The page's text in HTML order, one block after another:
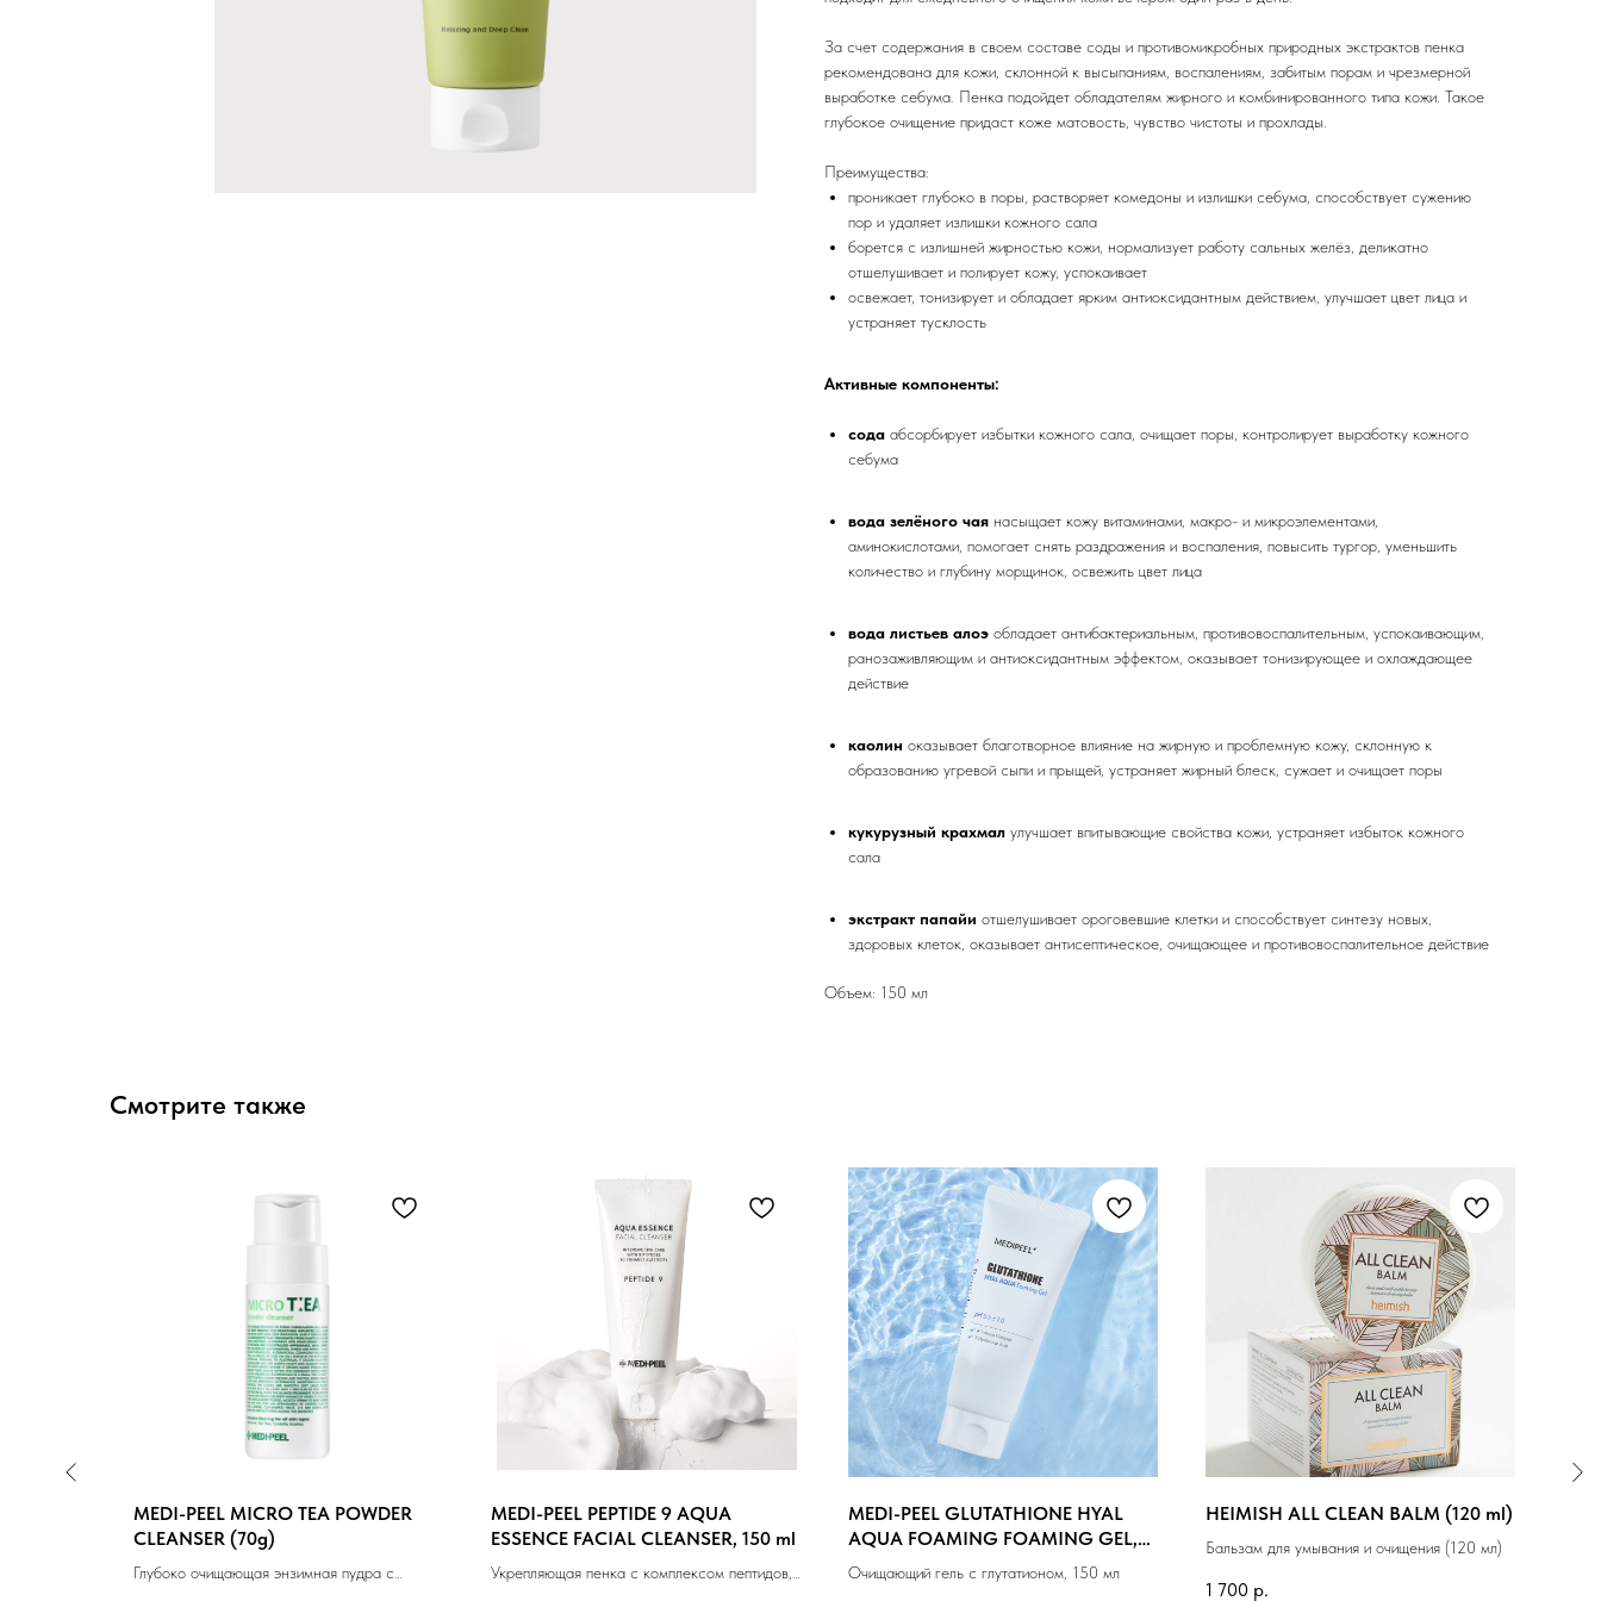
За счет содержания в своем составе соды и противомикробных природных экстрактов пенка
рекомендована для кожи, склонной к высыпаниям, воспалениям, забитым порам и чрезмерной
выработке себума. Пенка подойдет обладателям жирного и комбинированного типа кожи. Такое
глубокое очищение придаст коже матовость, чувство чистоты и прохлады.
Преимущества:
проникает глубоко в поры, растворяет комедоны и излишки себума, способствует сужению
пор и удаляет излишки кожного сала
борется с излишней жирностью кожи, нормализует работу сальных желёз, деликатно
отшелушивает и полирует кожу, успокаивает
освежает, тонизирует и обладает ярким антиоксидантным действием, улучшает цвет лица и
устраняет тусклость
Активные компоненты:
сода абсорбирует избытки кожного сала, очищает поры, контролирует выработку кожного
себума
вода зелёного чая насыщает кожу витаминами, макро- и микроэлементами,
аминокислотами, помогает снять раздражения и воспаления, повысить тургор, уменьшить
количество и глубину морщинок, освежить цвет лица
вода листьев алоэ обладает антибактериальным, противовоспалительным, успокаивающим,
ранозаживляющим и антиоксидантным эффектом, оказывает тонизирующее и охлаждающее
действие
каолин оказывает благотворное влияние на жирную и проблемную кожу, склонную к
образованию угревой сыпи и прыщей, устраняет жирный блеск, сужает и очищает поры
кукурузный крахмал улучшает впитывающие свойства кожи, устраняет избыток кожного
сала
экстракт папайи отшелушивает ороговевшие клетки и способствует синтезу новых,
здоровых клеток, оказывает антисептическое, очищающее и противовоспалительное действие
Объем: 150 мл
Смотрите также
MEDI-PEEL MICRO TEA POWDER
CLEANSER (70g)
Глубоко очищающая энзимная пудра с
MEDI-PEEL PEPTIDE 9 AQUA
ESSENCE FACIAL CLEANSER, 150 ml
Укрепляющая пенка с комплексом пептидов,
MEDI-PEEL GLUTATHIONE HYAL
AQUA FOAMING FOAMING GEL,
150 ml
Очищающий гель с глутатионом, 150 мл
HEIMISH ALL CLEAN BALM (120 ml)
Бальзам для умывания и очищения (120 мл)
1 700 р.